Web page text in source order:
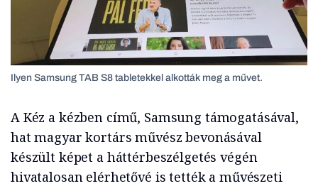
Ilyen Samsung TAB S8 tabletekkel alkották meg a művet.
A Kéz a kézben című, Samsung támogatásával,
hat magyar kortárs művész bevonásával
készült képet a háttérbeszélgetés végén
hivatalosan elérhetővé is tették a művészeti